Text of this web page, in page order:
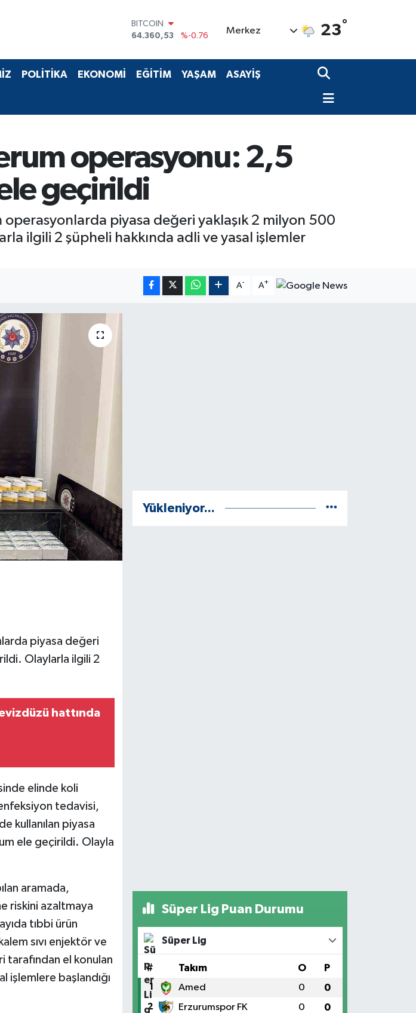
BITCOIN
64.360,53
%-0.76
47,7143
%0.16
EURO
13.799
%70
Merkez 23°
POLİTİKA EKONOMİ EĞİTİM YAŞAM ASAYİŞ
operasyonu: 2,5
geçirildi
piyasa değeri yaklaşık 2 milyon 500
ilgili 2 şüpheli hakkında adli ve yasal işlemler
A- A+
piyasa değeri
Olaylarla ilgili 2
hattında
elinde koli
tedavisi,
kullanılan piyasa
ele geçirildi. Olayla
aramada,
riskini azaltmaya
tıbbi ürün
sıvı enjektör ve
el konulan
işlemlere başlandığı
Yükleniyor...
Süper Lig Puan Durumu
Süper Lig
# Takım O P
1 Amed 0 0
2 Erzurumspor FK 0 0